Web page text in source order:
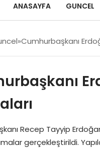
ANASAYFA GUNCEL
Cumhurbaşkanı
Recep Tayyip
gerçekleştirildi.